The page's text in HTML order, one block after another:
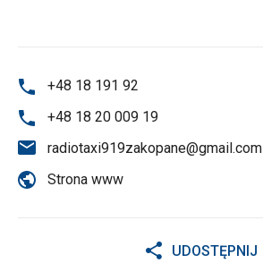
+48 18 191 92
+48 18 20 009 19
radiotaxi919zakopane@gmail.com
Strona www
UDOSTĘPNIJ